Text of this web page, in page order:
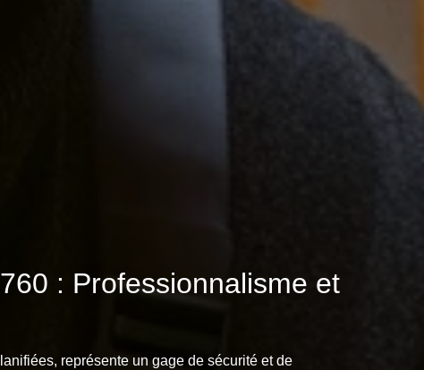
: Professionnalisme et
représente un gage de sécurité et de